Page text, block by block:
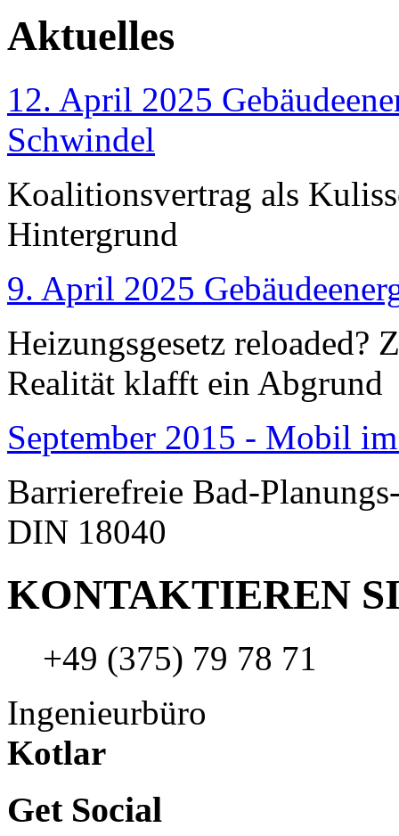
Aktuelles
12. April 2025
Schwindel
Koalitionsvertrag als
Hintergrund
9. April 2025
Heizungsgesetz reloaded?
Realität klafft ein Abgrund
September 2015 - Mobil
Barrierefreie Bad-
DIN 18040
KONTAKTIEREN
+49 (375) 79 78 71
Ingenieurbüro
Kotlar
Get Social